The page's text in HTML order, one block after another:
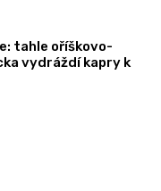
tahle oříškovo-
vydráždí kapry k